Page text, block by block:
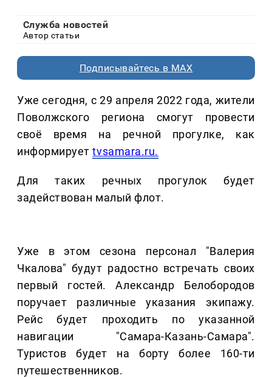
Служба новостей
Автор статьи
Подписывайтесь в MAX
Уже сегодня, с 29 апреля 2022 года, жители
Поволжского региона смогут провести
своё время на речной прогулке, как
информируетtvsamara.ru.
Для таких речных прогулок будет
задействован малый флот.
Уже в этом сезона персонал "Валерия
Чкалова" будут радостно встречать своих
первый гостей. Александр Белобородов
поручает различные указания экипажу.
Рейс будет проходить по указанной
навигации "Самара-Казань-Самара".
Туристов будет на борту более 160-ти
путешественников.